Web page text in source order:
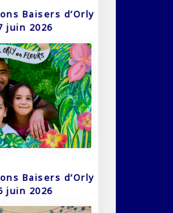
Baisers d’Orly
juin 2026
Baisers d’Orly
juin 2026